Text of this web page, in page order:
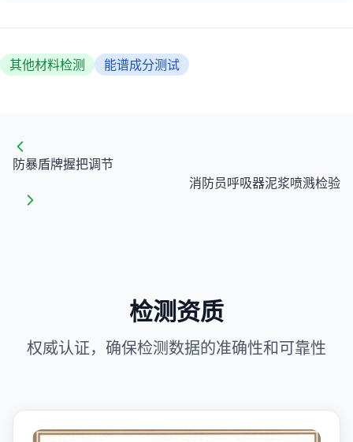
其他材料检测 能谱成分测试
防暴盾牌握把调节
消防员呼吸器泥浆喷溅检验
检测资质
权威认证，确保检测数据的准确性和可靠性